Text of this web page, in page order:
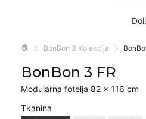
🏠 BonBon 3 Kolekcija
BonBon 3 FR
Modularna fotelja 82 × 116 cm
Tkanina